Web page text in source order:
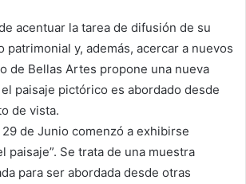
acentuar la tarea de difusión de su
patrimonial y, además, acercar a nuevos
de Bellas Artes propone una nueva
paisaje pictórico es abordado desde
de vista.
29 de Junio comenzó a exhibirse
paisaje”. Se trata de una muestra
para ser abordada desde otras